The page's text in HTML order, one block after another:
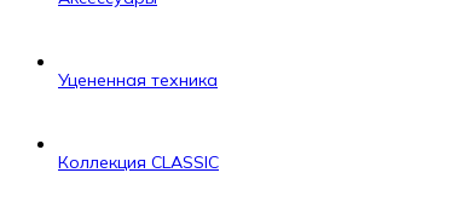
Уцененная техника
Коллекция CLASSIC